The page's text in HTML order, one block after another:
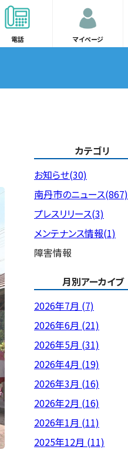
電話 マイページ
カテゴリ
お知らせ(30)
南丹市のニュース(867)
プレスリリース(3)
メンテナンス情報(1)
障害情報
月別アーカイブ
2026年7月 (7)
2026年6月 (21)
2026年5月 (31)
2026年4月 (19)
2026年3月 (16)
2026年2月 (16)
2026年1月 (11)
2025年12月 (11)